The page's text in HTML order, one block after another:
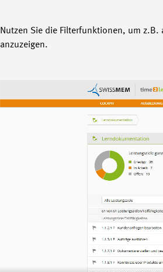
Nutzen Sie die Filterfunktionen, um
anzuzeigen.